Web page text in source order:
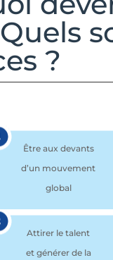
?
Être aux devants
d’un mouvement
global
Attirer le talent
et générer de la